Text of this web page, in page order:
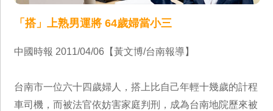
「搭」上熟男運將 64歲婦當小三
中國時報 2011/04/06【黃文博/台南報導】
台南市一位六十四歲婦人，搭上比自己年輕十幾歲的計程
車司機，而被法官依妨害家庭判刑，成為台南地院歷來被